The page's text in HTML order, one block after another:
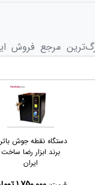
دستگاه نقطه جوش
برند ابزار رضا ساخت
ایران
مرجع فروش
متنوع در حوزه
و دانشگاه ها و
یک خرید
برای پارتینه محفوظ